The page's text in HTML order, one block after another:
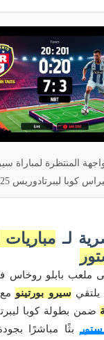
المنتظرة لمباراة
كوبا ليبرتادوريس 2025.
لـ مباريات
ملعب بابلو
يلتقي سيرو بورتينو مع
بثًا مباشرًا